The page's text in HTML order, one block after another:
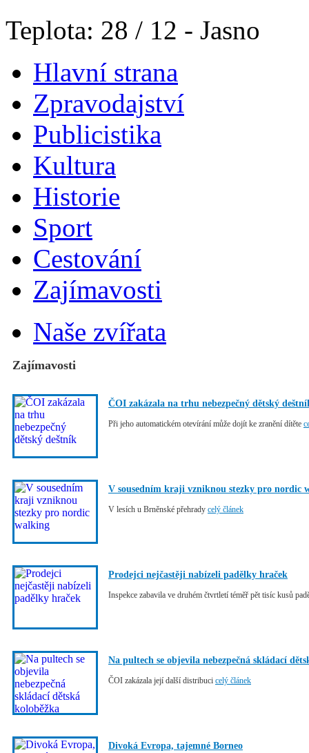
Teplota: 28 / 12 - Jasno
Hlavní strana
Zpravodajství
Publicistika
Kultura
Historie
Sport
Cestování
Zajímavosti
Naše zvířata
Zajímavosti
ČOI zakázala na trhu nebezpečný dětský
Při jeho automatickém otevírání může dojít ke zranění dítěte
V sousedním kraji vzniknou stezky pro nordic
V lesích u Brněnské přehrady celý článek
Prodejci nejčastěji nabízeli padělky hraček
Inspekce zabavila ve druhém čtvrtletí téměř pět tisíc kusů
Na pultech se objevila nebezpečná skládací
ČOI zakázala její další distribuci celý článek
Divoká Evropa, tajemné Borneo